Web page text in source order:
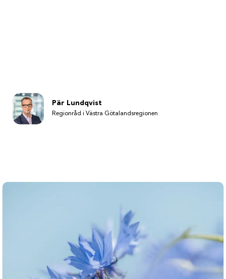
Pär Lundqvist
Regionråd i Västra Götalandsregionen